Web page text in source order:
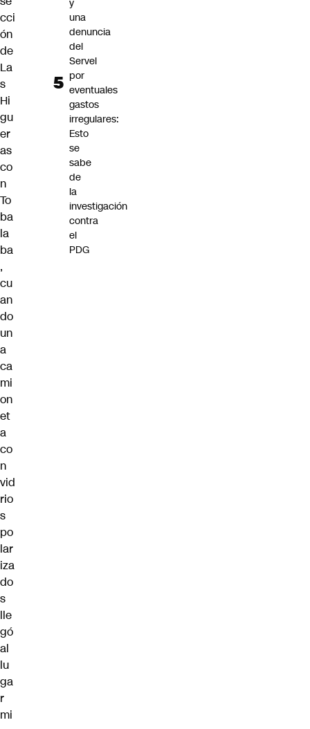
cci
ón
de
La
s
Hi
gu
er
as
co
n
To
ba
la
ba
,
cu
an
do
un
a
ca
mi
on
et
a
co
n
vid
rio
s
po
lar
iza
do
s
lle
gó
al
lu
ga
r
mi
y
una
denuncia
del
Servel
por
eventuales
gastos
irregulares:
Esto
se
sabe
de
la
investigación
contra
el
PDG